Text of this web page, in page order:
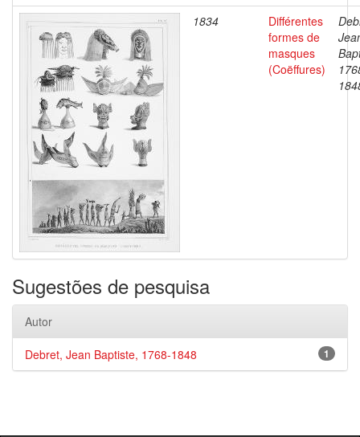
1834
Différentes
formes de
masques
(Coëffures)
Sugestões de pesquisa
Autor
1
Debret, Jean Baptiste, 1768-1848